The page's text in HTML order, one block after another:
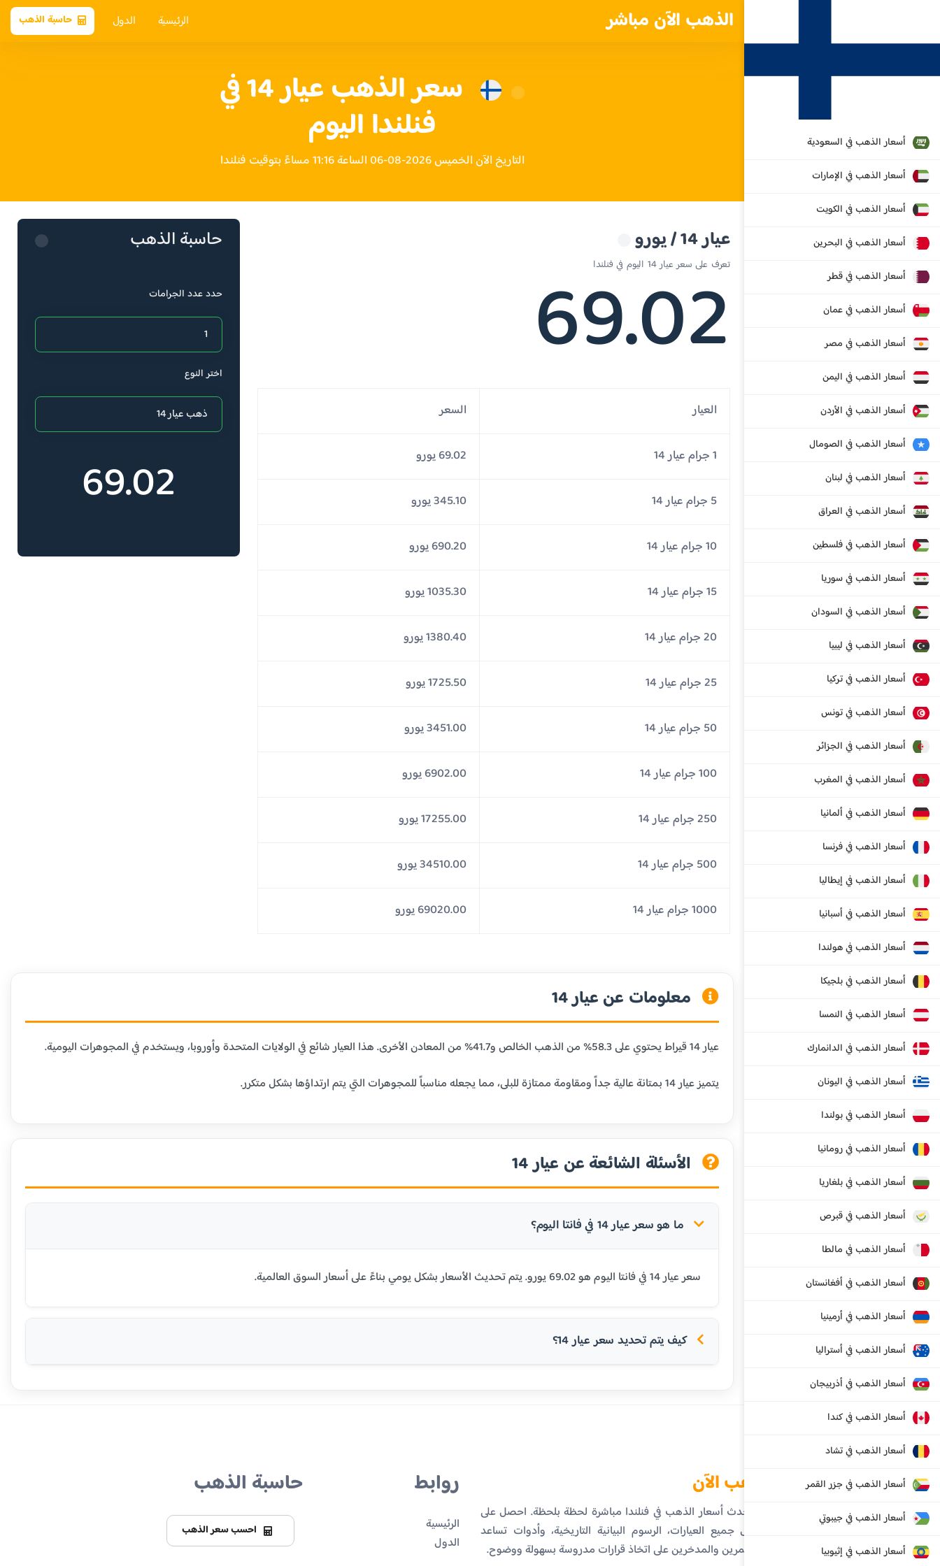
الذهب الآن مباشر الرئيسية الدول حاسبة الذهب
أسعار الذهب في السعودية
أسعار الذهب في الإمارات
أسعار الذهب في الكويت
أسعار الذهب في البحرين
أسعار الذهب في قطر
أسعار الذهب في عمان
أسعار الذهب في مصر
أسعار الذهب في اليمن
أسعار الذهب في الأردن
أسعار الذهب في الصومال
أسعار الذهب في لبنان
أسعار الذهب في العراق
أسعار الذهب في فلسطين
أسعار الذهب في سوريا
أسعار الذهب في السودان
أسعار الذهب في ليبيا
أسعار الذهب في تركيا
أسعار الذهب في تونس
أسعار الذهب في الجزائر
أسعار الذهب في المغرب
أسعار الذهب في ألمانيا
أسعار الذهب في فرنسا
أسعار الذهب في إيطاليا
أسعار الذهب في أسبانيا
أسعار الذهب في هولندا
أسعار الذهب في بلجيكا
أسعار الذهب في النمسا
أسعار الذهب في الدانمارك
أسعار الذهب في اليونان
أسعار الذهب في بولندا
أسعار الذهب في رومانيا
أسعار الذهب في بلغاريا
أسعار الذهب في قبرص
أسعار الذهب في مالطا
أسعار الذهب في أفغانستان
أسعار الذهب في أرمينيا
أسعار الذهب في أستراليا
أسعار الذهب في أذربيجان
أسعار الذهب في كندا
أسعار الذهب في تشاد
أسعار الذهب في جزر القمر
أسعار الذهب في جيبوتي
أسعار الذهب في إثيوبيا
سعر الذهب عيار 14 في
فنلندا اليوم
التاريخ الآن الخميس 2026-08-06 الساعة 11:16 مساءً بتوقيت فنلندا
عيار 14 / يورو
تعرف على سعر عيار 14 اليوم في فنلندا
69.02
العيار السعر
1 جرام عيار 14 69.02 يورو
5 جرام عيار 14 345.10 يورو
10 جرام عيار 14 690.20 يورو
15 جرام عيار 14 1035.30 يورو
20 جرام عيار 14 1380.40 يورو
25 جرام عيار 14 1725.50 يورو
50 جرام عيار 14 3451.00 يورو
100 جرام عيار 14 6902.00 يورو
250 جرام عيار 14 17255.00 يورو
500 جرام عيار 14 34510.00 يورو
1000 جرام عيار 14 69020.00 يورو
حاسبة الذهب
حدد عدد الجرامات
اختر النوع
69.02
معلومات عن عيار 14
عيار 14 قيراط يحتوي على 58.3% من الذهب الخالص و41.7% من المعادن الأخرى. هذا العيار شائع في الولايات المتحدة وأوروبا، ويستخدم في المجوهرات اليومية.
يتميز عيار 14 بمتانة عالية جداً ومقاومة ممتازة للبلى، مما يجعله مناسباً للمجوهرات التي يتم ارتداؤها بشكل متكرر.
الأسئلة الشائعة عن عيار 14
ما هو سعر عيار 14 في فانتا اليوم؟
سعر عيار 14 في فانتا اليوم هو 69.02 يورو. يتم تحديث الأسعار بشكل يومي بناءً على أسعار السوق العالمية.
كيف يتم تحديد سعر عيار 14؟
الذهب الآن
تابع أحدث أسعار الذهب في فنلندا مباشرة لحظة بلحظة. احصل على
تفاصيل جميع العيارات، الرسوم البيانية التاريخية، وأدوات تساعد
المستثمرين والمدخرين على اتخاذ قرارات مدروسة بسهولة ووضوح.
روابط
الرئيسية
الدول
حاسبة الذهب
احسب سعر الذهب